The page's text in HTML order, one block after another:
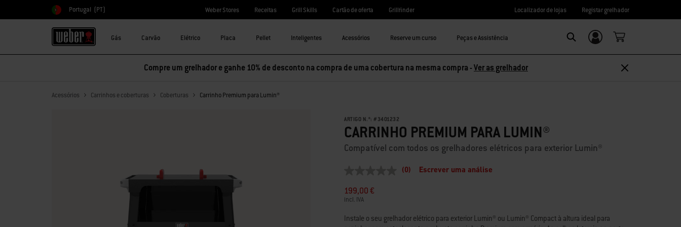
Escolher país
Portugal (PT) Weber Stores Receitas Grill Skills Cartão de oferta Grillfinder Localizador de lojas Registar grelhador
Gás Carvão Elétrico Placa Pellet Inteligentes Acessórios Reserve um curso Peças e Assistência Login/Registo
Compre um grelhador e ganhe 10% de desconto na compra de uma cobertura na mesma compra -Ver as grelhador
Acessórios Carrinhos e coberturas Coberturas Carrinho Premium para Lumin®
ARTIGO N.º: # 3401232
CARRINHO PREMIUM PARA LUMIN®
Compatível com todos os grelhadores elétricos para exterior Lumin®
de
classificação
para
a
(0) Escrever uma análise
199,00 €
incl. IVA
Instale o seu grelhador elétrico para exterior Lumin® ou Lumin® Compact à altura ideal para